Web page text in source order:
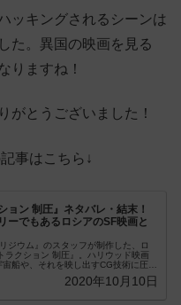
ッキングされるシーンは
た。異国の映画を見る
りますね！
がとうございました！
事はこちら↓
ョン 制圧』ネタバレ・結末！
ーでもあるロシアのSF映画と
ジウム』のスタッフが制作した、ロ
ラクション 制圧』。ハリウッド映画
船や、それを映し出すCG技術に圧巻
です。日本にはあまり馴...2020年10月10日